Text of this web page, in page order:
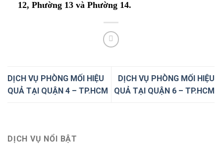
12, Phường 13 và Phường 14.
DỊCH VỤ PHÒNG MỐI HIỆU
QUẢ TẠI QUẬN 4 – TP.HCM
DỊCH VỤ PHÒNG MỐI HIỆU
QUẢ TẠI QUẬN 6 – TP.HCM
DỊCH VỤ NỔI BẬT